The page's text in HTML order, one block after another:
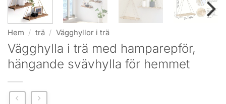
Hem / trä / Vägghyllor i trä
Vägghylla i trä med hampa­repför,
hängande svävhylla för hemmet